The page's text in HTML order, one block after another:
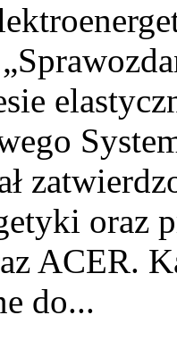
oraz
ACER.
do...